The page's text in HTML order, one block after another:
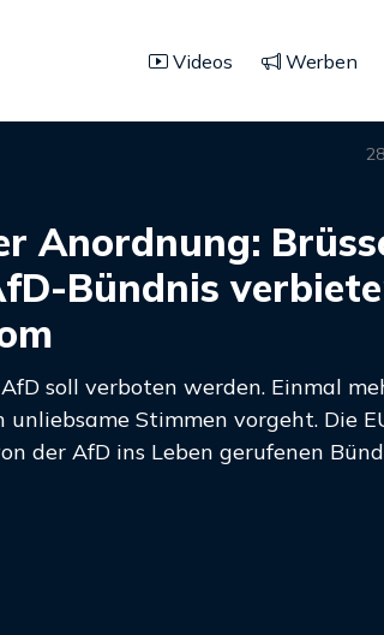
Videos Werben
Anordnung:
Bündnis
soll verboten werden. Einmal
unliebsame Stimmen vorgeht. Die
der AfD ins Leben gerufenen